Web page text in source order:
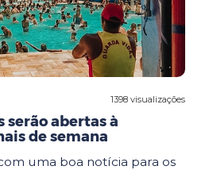
1398 visualizações
serão abertas à
de semana
uma boa notícia para os